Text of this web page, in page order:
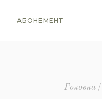
АБОНЕМЕНТ
Головна